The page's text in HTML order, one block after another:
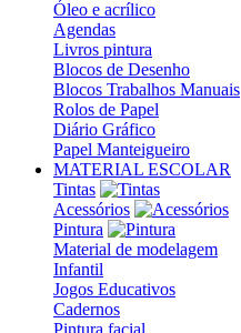
Óleo e acrílico
Agendas
Livros pintura
Blocos de Desenho
Blocos Trabalhos Manuais
Rolos de Papel
Diário Gráfico
Papel Manteigueiro
MATERIAL ESCOLAR
Tintas
Acessórios
Pintura
Material de modelagem
Infantil
Jogos Educativos
Cadernos
Pintura facial